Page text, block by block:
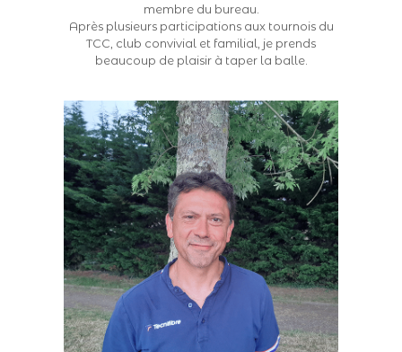
membre du bureau.
Après plusieurs participations aux tournois du
TCC, club convivial et familial, je prends
beaucoup de plaisir à taper la balle.